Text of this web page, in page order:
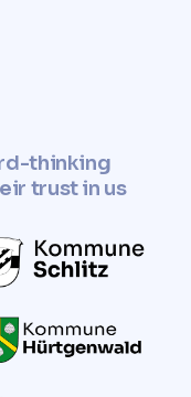
thinking
trust in us